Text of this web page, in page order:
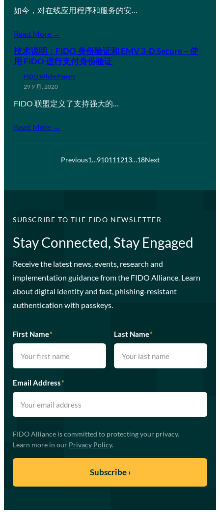
如今，对在线应用程序和服务的安…
Read More →
技术说明：FIDO 身份验证和 EMV 3-D Secure – 使
用 FIDO 进行支付身份验证
FIDO White Papers
29 9 月, 2020
FIDO 联盟定义了支持强大的…
Read More →
Previous1…910111213…18Next
SUBSCRIBE TO THE FIDO NEWSLETTER
Stay Connected, Stay Engaged
Receive the latest news, events, research and
implementation guidance from the FIDO Alliance. Learn
about digital identity and fast, phishing-resistant
authentication with passkeys.
First Name* Last Name*
Email Address*
FIDO Alliance is committed to protecting your privacy.
Learn more in our Privacy Policy.